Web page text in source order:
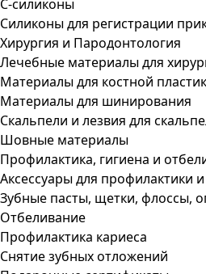
С-силиконы
Силиконы для регистрации
Хирургия и Пародонтология
Лечебные материалы для
Материалы для костной
Материалы для шинирования
Скальпели и лезвия для
Шовные материалы
Профилактика, гигиена и
Аксессуары для профилактики
Зубные пасты, щетки, флоссы,
Отбеливание
Профилактика кариеса
Снятие зубных отложений